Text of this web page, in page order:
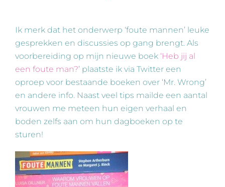
Ik merk dat het onderwerp ‘foute mannen’ leuke
gesprekken en discussies op gang brengt. Als
voorbereiding op mijn nieuwe boek ‘Heb jij al
een foute man?’ plaatste ik via Twitter een
oproep voor bestaande boeken over ‘Mr. Wrong’
en andere info. Naast veel tips mailde een aantal
vrouwen me meteen hun eigen verhaal en
boden zelfs aan om hun dagboeken op te
sturen!